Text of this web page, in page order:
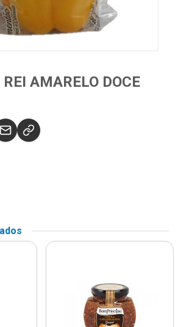
AMARELO DOCE